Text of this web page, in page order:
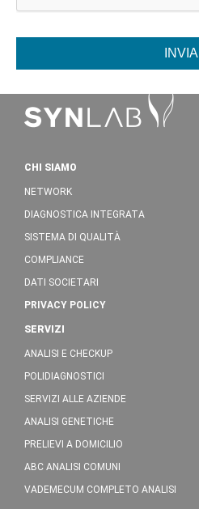
INVIA
CHI SIAMO
NETWORK
DIAGNOSTICA INTEGRATA
SISTEMA DI QUALITÀ
COMPLIANCE
DATI SOCIETARI
PRIVACY POLICY
SERVIZI
ANALISI E CHECKUP
POLIDIAGNOSTICI
SERVIZI ALLE AZIENDE
ANALISI GENETICHE
PRELIEVI A DOMICILIO
ABC ANALISI COMUNI
VADEMECUM COMPLETO ANALISI